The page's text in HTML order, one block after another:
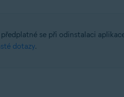
se při odinstalaci
dotazy.